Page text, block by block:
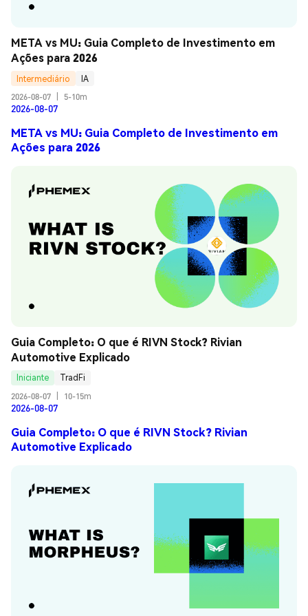
META vs MU: Guia Completo de Investimento em
Ações para 2026
Intermediário
IA
2026-08-07
5-10m
2026-08-07
META vs MU: Guia Completo de Investimento em
Ações para 2026
Guia Completo: O que é RIVN Stock? Rivian
Automotive Explicado
Iniciante
TradFi
2026-08-07
10-15m
2026-08-07
Guia Completo: O que é RIVN Stock? Rivian
Automotive Explicado